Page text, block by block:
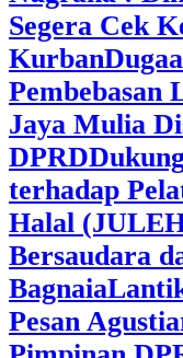
Segera Cek
Kurban
Pembebasan
Jaya Mulia
DPRD
terhadap
Halal
Bersaudara
Bagnaia
Pesan